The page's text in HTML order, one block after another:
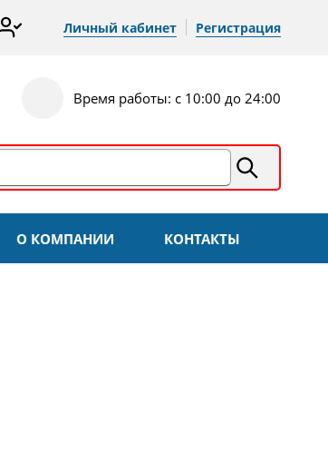
Личный кабинет Регистрация
Время работы: с 10:00 до 24:00
О КОМПАНИИ КОНТАКТЫ